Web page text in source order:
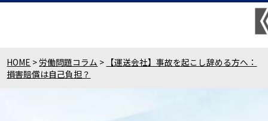
HOME > 労働問題コラム > 【運送会社】事故を起こし辞める方へ：
損害賠償は自己負担？